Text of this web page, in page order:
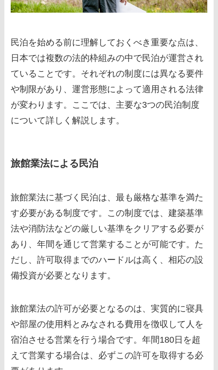
民泊を始める前に理解しておくべき重要な点は、
日本では複数の法的枠組みの中で民泊が運営され
ていることです。それぞれの制度には異なる要件
や制限があり、運営形態によって適用される法律
が変わります。ここでは、主要な3つの民泊制度
について詳しく解説します。
旅館業法による民泊
旅館業法に基づく民泊は、最も厳格な基準を満た
す必要がある制度です。この制度では、建築基準
法や消防法などの厳しい基準をクリアする必要が
あり、年間を通じて営業することが可能です。た
だし、許可取得までのハードルは高く、相応の設
備投資が必要となります。
旅館業法の許可が必要となるのは、実質的に寝具
や部屋の使用料とみなされる費用を徴収して人を
宿泊させる営業を行う場合です。年間180日を超
えて営業する場合は、必ずこの許可を取得する必